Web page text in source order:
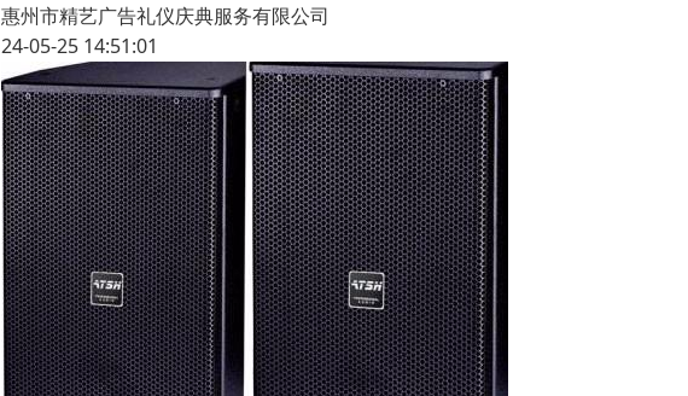
惠州市精艺广告礼仪庆典服务有限公司
24-05-25 14:51:01